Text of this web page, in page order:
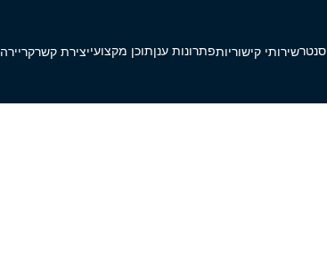
שירותי קישוריותפתרונות ענןתוכן מקצועייצירת קשרקריירה